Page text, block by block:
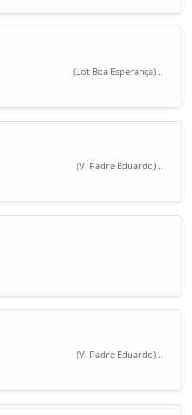
(Lot Boa Esperança)...
(Vl Padre Eduardo)...
(Vl Padre Eduardo)...